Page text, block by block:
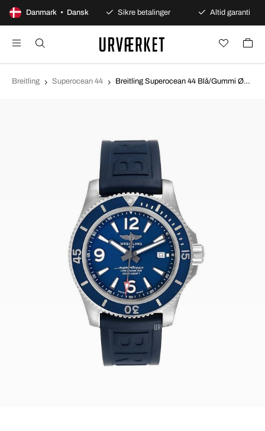
Danmark • Dansk
100 dages åbent køb Sikre betalinger Altid garanti
Breitling Superocean 44 Breitling Superocean 44 Blå/Gummi Ø44 mm A17367D81C1S1